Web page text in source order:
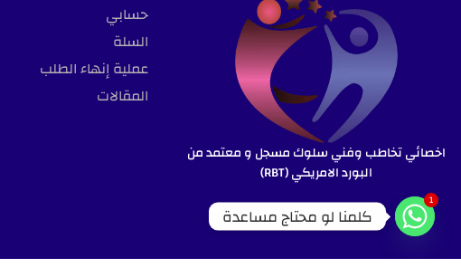
اخصائي تخاطب وفني سلوك مسجل و معتمد من
البورد الامريكي (RBT)
حسابي
السلة
عملية إنهاء الطلب
المقالات
1
كلمنا لو محتاج مساعدة